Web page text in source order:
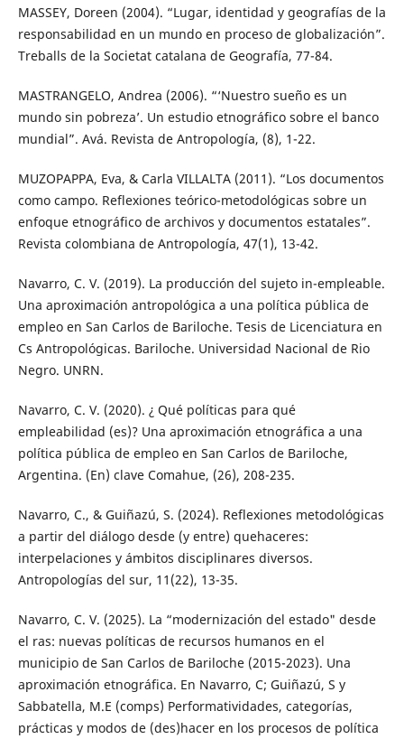
MASSEY, Doreen (2004). “Lugar, identidad y geografías de la
responsabilidad en un mundo en proceso de globalización”.
Treballs de la Societat catalana de Geografía, 77-84.
MASTRANGELO, Andrea (2006). “‘Nuestro sueño es un
mundo sin pobreza’. Un estudio etnográfico sobre el banco
mundial”. Avá. Revista de Antropología, (8), 1-22.
MUZOPAPPA, Eva, & Carla VILLALTA (2011). “Los documentos
como campo. Reflexiones teórico-metodológicas sobre un
enfoque etnográfico de archivos y documentos estatales”.
Revista colombiana de Antropología, 47(1), 13-42.
Navarro, C. V. (2019). La producción del sujeto in-empleable.
Una aproximación antropológica a una política pública de
empleo en San Carlos de Bariloche. Tesis de Licenciatura en
Cs Antropológicas. Bariloche. Universidad Nacional de Rio
Negro. UNRN.
Navarro, C. V. (2020). ¿ Qué políticas para qué
empleabilidad (es)? Una aproximación etnográfica a una
política pública de empleo en San Carlos de Bariloche,
Argentina. (En) clave Comahue, (26), 208-235.
Navarro, C., & Guiñazú, S. (2024). Reflexiones metodológicas
a partir del diálogo desde (y entre) quehaceres:
interpelaciones y ámbitos disciplinares diversos.
Antropologías del sur, 11(22), 13-35.
Navarro, C. V. (2025). La “modernización del estado" desde
el ras: nuevas políticas de recursos humanos en el
municipio de San Carlos de Bariloche (2015-2023). Una
aproximación etnográfica. En Navarro, C; Guiñazú, S y
Sabbatella, M.E (comps) Performatividades, categorías,
prácticas y modos de (des)hacer en los procesos de política